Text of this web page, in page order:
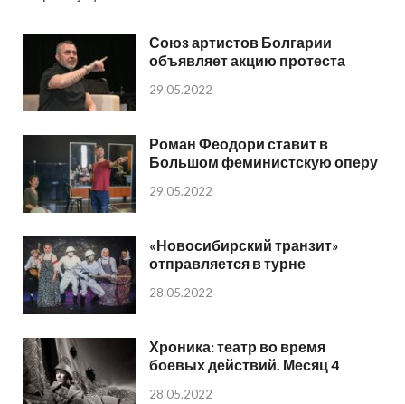
Союз артистов Болгарии
объявляет акцию протеста
29.05.2022
Роман Феодори ставит в
Большом феминистскую оперу
29.05.2022
«Новосибирский транзит»
отправляется в турне
28.05.2022
Хроника: театр во время
боевых действий. Месяц 4
28.05.2022